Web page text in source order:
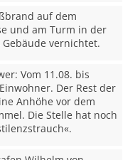
auf dem
und am Turm in der
vernichtet.
Vom 11.08. bis
Der Rest der
Anhöhe vor dem
Die Stelle hat noch